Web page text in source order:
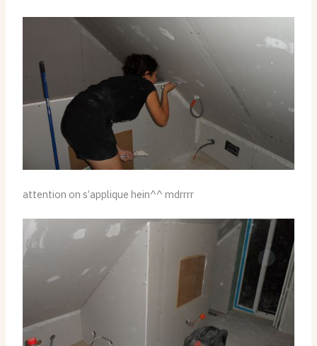
attention on s’applique hein^^ mdrrrr